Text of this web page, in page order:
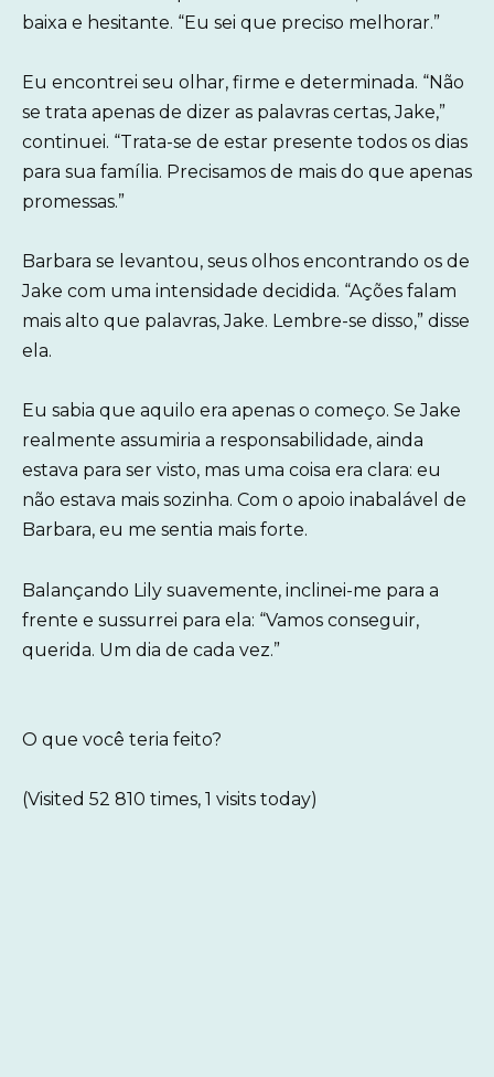
baixa e hesitante. “Eu sei que preciso melhorar.”
Eu encontrei seu olhar, firme e determinada. “Não
se trata apenas de dizer as palavras certas, Jake,”
continuei. “Trata-se de estar presente todos os dias
para sua família. Precisamos de mais do que apenas
promessas.”
Barbara se levantou, seus olhos encontrando os de
Jake com uma intensidade decidida. “Ações falam
mais alto que palavras, Jake. Lembre-se disso,” disse
ela.
Eu sabia que aquilo era apenas o começo. Se Jake
realmente assumiria a responsabilidade, ainda
estava para ser visto, mas uma coisa era clara: eu
não estava mais sozinha. Com o apoio inabalável de
Barbara, eu me sentia mais forte.
Balançando Lily suavemente, inclinei-me para a
frente e sussurrei para ela: “Vamos conseguir,
querida. Um dia de cada vez.”
O que você teria feito?
(Visited 52 810 times, 1 visits today)